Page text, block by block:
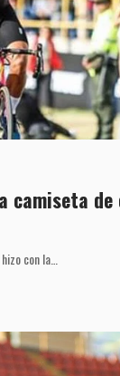
camiseta
con la…